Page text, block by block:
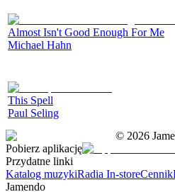
Almost Isn't Good Enough For Me
Michael Hahn
This Spell
Paul Seling
© 2026
Pobierz aplikację
Przydatne linki
Katalog muzykiRadia In-storeCennik
Jamendo